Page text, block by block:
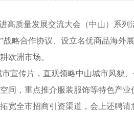
质量发展交流大会（中山）系列
略合作协议、设立名优商品海外
欧洲市场。
传片，直观领略中山城市风貌
间，重点推介服装服饰等特色产
宽全市招商引资渠道，会上还聘